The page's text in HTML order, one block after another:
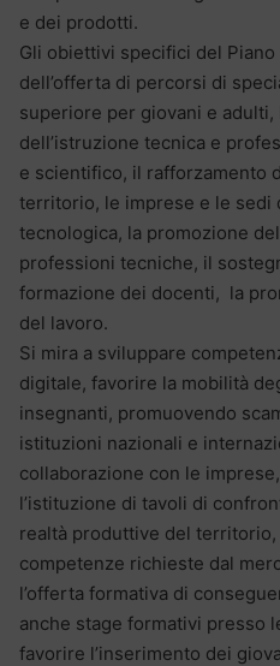
e dei prodotti.
Gli obiettivi specifici del
dell’offerta di percorsi di
superiore per giovani e adulti,
dell’istruzione tecnica e
e scientifico, il rafforzamento
territorio, le imprese e le sedi
tecnologica, la promozione
professioni tecniche, il
formazione dei docenti, la
del lavoro.
Si mira a sviluppare
digitale, favorire la mobilità
insegnanti, promuovendo
istituzioni nazionali e
collaborazione con le
l’istituzione di tavoli di
realtà produttive del
competenze richieste dal
l’offerta formativa di
anche stage formativi presso
favorire l’inserimento dei